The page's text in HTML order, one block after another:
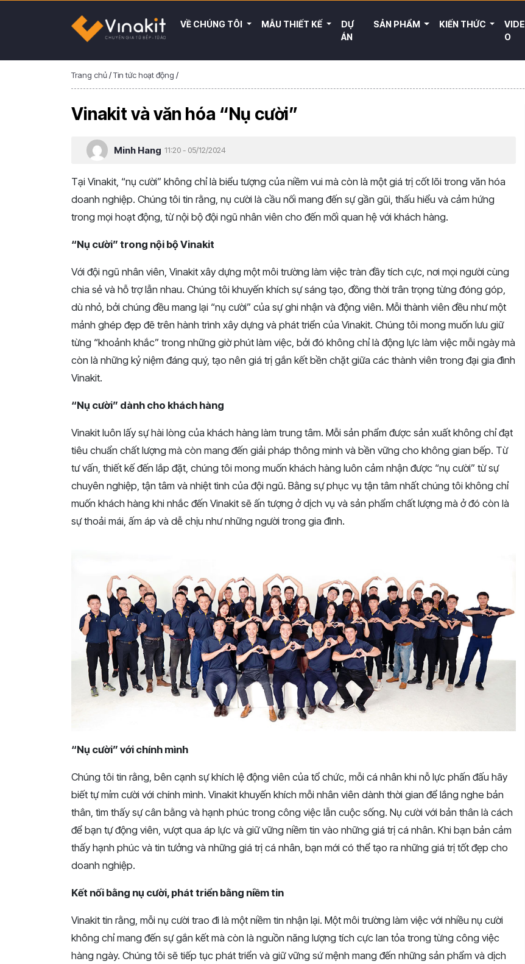
VỀ CHÚNG TÔI MẪU THIẾT KẾ
DỰ
ÁN
SẢN PHẨM KIẾN THỨC
VIDE
O
Trang chủ/Tin tức hoạt động /
Vinakit và văn hóa “Nụ cười”
Minh Hang 11:20 - 05/12/2024
Tại Vinakit, “nụ cười” không chỉ là biểu tượng của niềm vui mà còn là một giá trị cốt lõi trong văn hóa
doanh nghiệp. Chúng tôi tin rằng, nụ cười là cầu nối mang đến sự gần gũi, thấu hiểu và cảm hứng
trong mọi hoạt động, từ nội bộ đội ngũ nhân viên cho đến mối quan hệ với khách hàng.
“Nụ cười” trong nội bộ Vinakit
Với đội ngũ nhân viên, Vinakit xây dựng một môi trường làm việc tràn đầy tích cực, nơi mọi người cùng
chia sẻ và hỗ trợ lẫn nhau. Chúng tôi khuyến khích sự sáng tạo, đồng thời trân trọng từng đóng góp,
dù nhỏ, bởi chúng đều mang lại “nụ cười” của sự ghi nhận và động viên. Mỗi thành viên đều như một
mảnh ghép đẹp đẽ trên hành trình xây dựng và phát triển của Vinakit. Chúng tôi mong muốn lưu giữ
từng “khoảnh khắc” trong những giờ phút làm việc, bởi đó không chỉ là động lực làm việc mỗi ngày mà
còn là những kỷ niệm đáng quý, tạo nên giá trị gắn kết bền chặt giữa các thành viên trong đại gia đình
Vinakit.
“Nụ cười” dành cho khách hàng
Vinakit luôn lấy sự hài lòng của khách hàng làm trung tâm. Mỗi sản phẩm được sản xuất không chỉ đạt
tiêu chuẩn chất lượng mà còn mang đến giải pháp thông minh và bền vững cho không gian bếp. Từ
tư vấn, thiết kế đến lắp đặt, chúng tôi mong muốn khách hàng luôn cảm nhận được “nụ cười” từ sự
chuyên nghiệp, tận tâm và nhiệt tình của đội ngũ. Bằng sự phục vụ tận tâm nhất chúng tôi không chỉ
muốn khách hàng khi nhắc đến Vinakit sẽ ấn tượng ở dịch vụ và sản phẩm chất lượng mà ở đó còn là
sự thoải mái, ấm áp và dễ chịu như những người trong gia đình.
“Nụ cười” với chính mình
Chúng tôi tin rằng, bên cạnh sự khích lệ động viên của tổ chức, mỗi cá nhân khi nỗ lực phấn đấu hãy
biết tự mỉm cười với chính mình. Vinakit khuyến khích mỗi nhân viên dành thời gian để lắng nghe bản
thân, tìm thấy sự cân bằng và hạnh phúc trong công việc lẫn cuộc sống. Nụ cười với bản thân là cách
để bạn tự động viên, vượt qua áp lực và giữ vững niềm tin vào những giá trị cá nhân. Khi bạn bản cảm
thấy hạnh phúc và tin tưởng và những giá trị cá nhân, bạn mới có thể tạo ra những giá trị tốt đẹp cho
doanh nghiệp.
Kết nối bằng nụ cười, phát triển bằng niềm tin
Vinakit tin rằng, mỗi nụ cười trao đi là một niềm tin nhận lại. Một môi trường làm việc với nhiều nụ cười
không chỉ mang đến sự gắn kết mà còn là nguồn năng lượng tích cực lan tỏa trong từng công việc
hàng ngày. Chúng tôi sẽ tiếp tục phát triển và giữ vững sứ mệnh mang đến những sản phẩm và dịch